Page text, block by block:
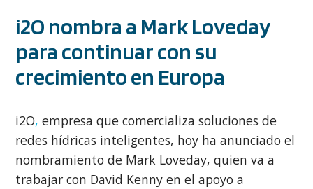
i2O nombra a Mark Loveday
para continuar con su
crecimiento en Europa
i2O, empresa que comercializa soluciones de
redes hídricas inteligentes, hoy ha anunciado el
nombramiento de Mark Loveday, quien va a
trabajar con David Kenny en el apoyo a